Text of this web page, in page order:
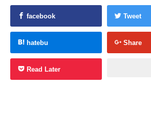
facebook Tweet
hatebu Share
Read Later